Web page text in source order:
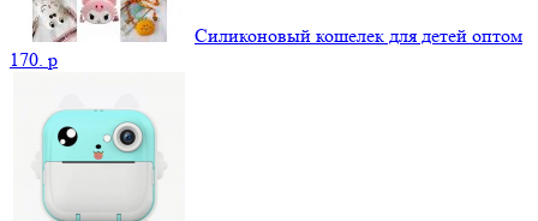
Силиконовый кошелек для детей оптом
170. p